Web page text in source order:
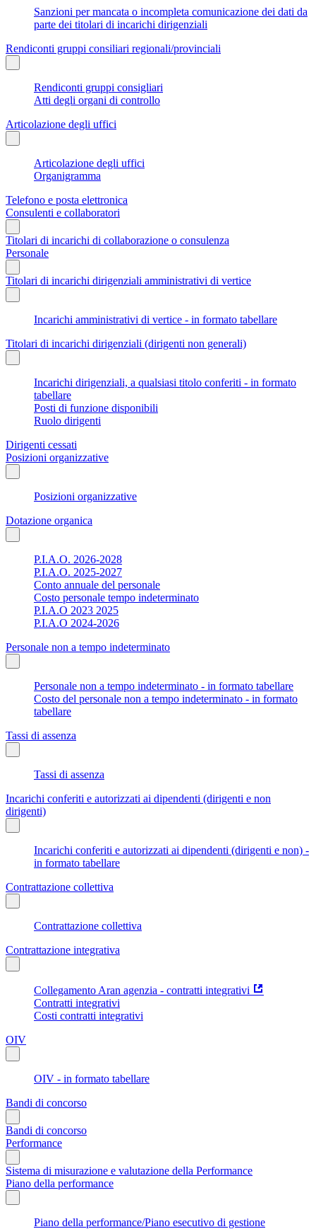
Sanzioni per mancata o incompleta comunicazione dei dati da
parte dei titolari di incarichi dirigenziali
Rendiconti gruppi consiliari regionali/provinciali
Rendiconti gruppi consigliari
Atti degli organi di controllo
Articolazione degli uffici
Articolazione degli uffici
Organigramma
Telefono e posta elettronica
Consulenti e collaboratori
Titolari di incarichi di collaborazione o consulenza
Personale
Titolari di incarichi dirigenziali amministrativi di vertice
Incarichi amministrativi di vertice - in formato tabellare
Titolari di incarichi dirigenziali (dirigenti non generali)
Incarichi dirigenziali, a qualsiasi titolo conferiti - in formato
tabellare
Posti di funzione disponibili
Ruolo dirigenti
Dirigenti cessati
Posizioni organizzative
Posizioni organizzative
Dotazione organica
P.I.A.O. 2026-2028
P.I.A.O. 2025-2027
Conto annuale del personale
Costo personale tempo indeterminato
P.I.A.O 2023 2025
P.I.A.O 2024-2026
Personale non a tempo indeterminato
Personale non a tempo indeterminato - in formato tabellare
Costo del personale non a tempo indeterminato - in formato
tabellare
Tassi di assenza
Tassi di assenza
Incarichi conferiti e autorizzati ai dipendenti (dirigenti e non
dirigenti)
Incarichi conferiti e autorizzati ai dipendenti (dirigenti e non) -
in formato tabellare
Contrattazione collettiva
Contrattazione collettiva
Contrattazione integrativa
Collegamento Aran agenzia - contratti integrativi
Contratti integrativi
Costi contratti integrativi
OIV
OIV - in formato tabellare
Bandi di concorso
Bandi di concorso
Performance
Sistema di misurazione e valutazione della Performance
Piano della performance
Piano della performance/Piano esecutivo di gestione